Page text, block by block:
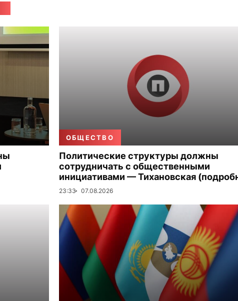
ОБЩЕСТВО
Политические структуры должны
сотрудничать с общественными
инициативами — Тихановская
23:33 07.08.2026